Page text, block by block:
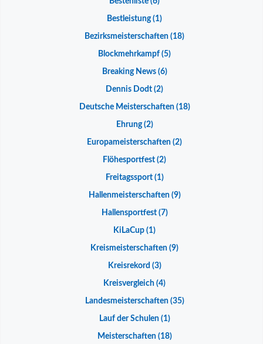
Bestleistung(1)
Bezirksmeisterschaften (18)
Blockmehrkampf (5)
Breaking News(6)
Dennis Dodt (2)
Deutsche Meisterschaften(18)
Ehrung(2)
Europameisterschaften (2)
Flöhesportfest (2)
Freitagssport(1)
Hallenmeisterschaften(9)
Hallensportfest(7)
KiLaCup (1)
Kreismeisterschaften (9)
Kreisrekord (3)
Kreisvergleich (4)
Landesmeisterschaften(35)
Lauf der Schulen(1)
Meisterschaften(18)